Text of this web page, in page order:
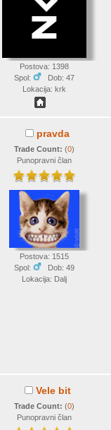
Postova: 1398
Spol:
Dob: 47
Lokacija: krk
pravda
Trade Count: (0)
Punopravni član
Postova: 1515
Spol:
Dob: 49
Lokacija: Dalj
Vele bit
Trade Count: (0)
Punopravni član